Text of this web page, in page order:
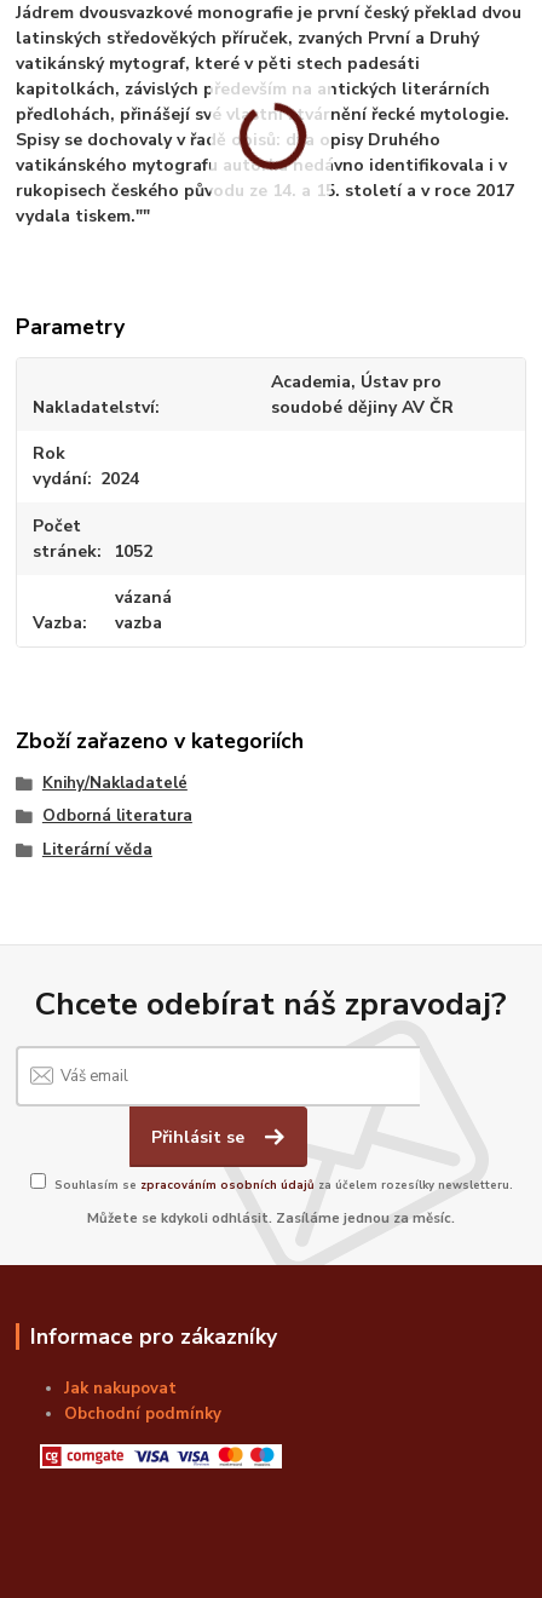
Jádrem dvousvazkové monografie je první český překlad dvou
latinských středověkých příruček, zvaných První a Druhý
vatikánský mytograf, které v pěti stech padesáti
kapitolkách, závislých především na antických literárních
předlohách, přinášejí své vlastní ztvárnění řecké mytologie.
Spisy se dochovaly v řadě opisů: dva opisy Druhého
vatikánského mytografu autorka nedávno identifikovala i v
rukopisech českého původu ze 14. a 15. století a v roce 2017
vydala tiskem.""
Parametry
Nakladatelství
Academia, Ústav pro
soudobé dějiny AV ČR
Rok
vydání
2024
Počet
stránek
1052
Vazba
vázaná
vazba
Zboží zařazeno v kategoriích
Knihy/Nakladatelé
Odborná literatura
Literární věda
Chcete odebírat náš zpravodaj?
Přihlásit se
Souhlasím se zpracováním osobních údajů za účelem rozesílky newsletteru.
Můžete se kdykoli odhlásit. Zasíláme jednou za měsíc.
Informace pro zákazníky
Jak nakupovat
Obchodní podmínky